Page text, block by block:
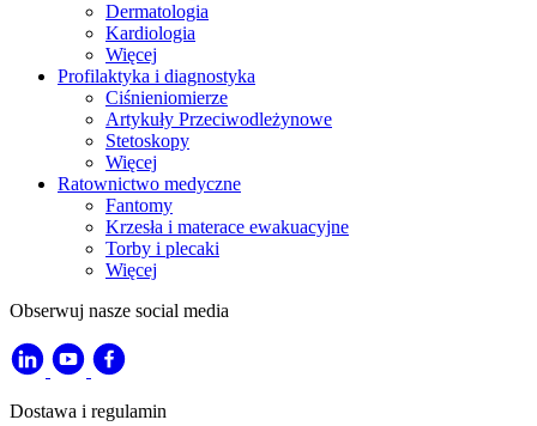
Dermatologia
Kardiologia
Więcej
Profilaktyka i diagnostyka
Ciśnieniomierze
Artykuły Przeciwodleżynowe
Stetoskopy
Więcej
Ratownictwo medyczne
Fantomy
Krzesła i materace ewakuacyjne
Torby i plecaki
Więcej
Obserwuj nasze social media
Dostawa i regulamin